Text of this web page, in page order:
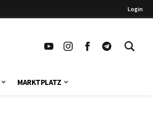
Login
MARKTPLATZ